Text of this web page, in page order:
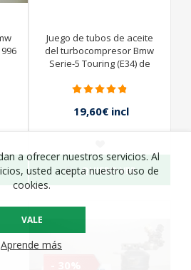
Juego de tubos de aceite
del turbocompresor Bmw
Serie-5 Touring (E34) de
19,60€ incl
QUIERO VER
a ofrecer nuestros servicios. Al
usted acepta nuestro uso de
cookies.
VALE
Aprende más